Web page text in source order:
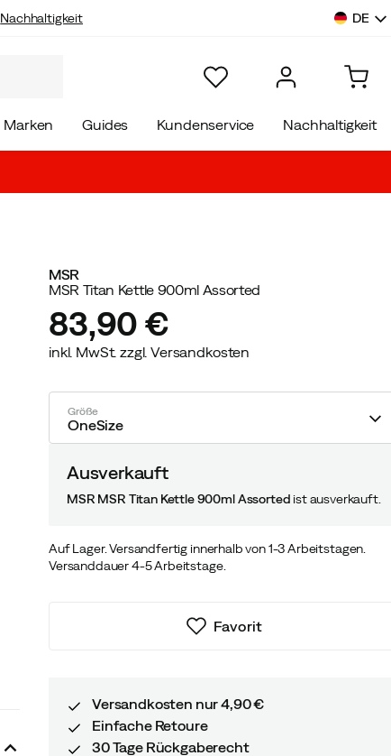
Nachhaltigkeit DE
Marken Guides Kundenservice Nachhaltigkeit
MSR
MSR Titan Kettle 900ml Assorted
83,90 €
inkl. MwSt. zzgl. Versandkosten
Größe
OneSize
Ausverkauft
MSR MSR Titan Kettle 900ml Assortedist ausverkauft.
Auf Lager. Versandfertig innerhalb von 1-3 Arbeitstagen.
Versanddauer 4-5 Arbeitstage.
Favorit
Versandkosten nur 4,90 €
Einfache Retoure
30 Tage Rückgaberecht